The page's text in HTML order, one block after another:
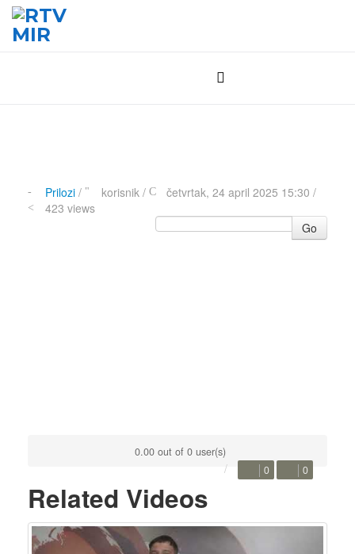
Prilozi/ korisnik /
četvrtak, 24 april 2025 15:30 /
423 views
Go
0.00 out of 0 user(s)
0 0
Related Videos